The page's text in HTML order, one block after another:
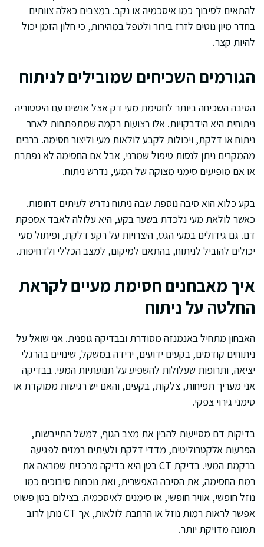
להתאים לסיבוך כמו איסכמיה או נקב. במצבים כאלה צוותים
בחדר מיון נוטים לזרז בירור ולטפל במהירות, כי חלון הזמן יכול
להיות קצר.
הגורמים השכיחים שמובילים לניתוח
הסיבה השכיחה ביותר לחסימת מעי דק אצל אנשים עם היסטוריה
ניתוחית היא הידבקויות. אלו רצועות רקמה שמתפתחות לאחר
ניתוח או דלקת, ויכולות לקבע לולאות מעי וליצור חסימה. ברבים
מהמקרים ניתן לנסות טיפול שמרני, אבל אם החסימה לא נפתרת
או אם מופיעים סימני מצוקה של המעי, נדרש ניתוח.
בקע כלוא הוא סיבה נוספת שבה ניתוח נדרש לעיתים דחופות.
כאשר לולאת מעי נלכדת בשער בקע, היא עלולה לאבד אספקת
דם. גם גידולים במעי הגס, היצרויות על רקע דלקת, ופיתול מעי
יכולים להוביל לניתוח, בהתאם למיקום, למצב הכללי ולדחיפות.
איך מאבחנים חסימת מעיים לקראת
החלטה על ניתוח
האבחון מתחיל באנמנזה מסודרת ובבדיקה גופנית. אני שואל על
ניתוחים קודמים, בקעים ידועים, ירידה במשקל, שינויים בהרגלי
יציאה, ותרופות שעלולות להשפיע על תנועתיות המעי. בבדיקה
אני מעריך תפיחות, צלקות, בקעים, והאם יש רגישות ממוקדת או
סימני גירוי צפקי.
בדיקות דם מסייעות להבין את מצב הגוף, למשל התייבשות,
הפרעות אלקטרוליטים, מדדי דלקת ולעיתים רמזים לפגיעה
ברקמת המעי. בדיקת CT בטן היא בדיקה מרכזית שמראה את
רמת החסימה, את הסיבה האפשרית, ואת נוכחות סיבוכים כמו
נוזל חופשי, אוויר חופשי, או סימנים לאיסכמיה. בצילום בטן פשוט
אפשר לראות רמות נוזל או הרחבת לולאות, אך CT נותן לרוב
תמונה מדויקת יותר.